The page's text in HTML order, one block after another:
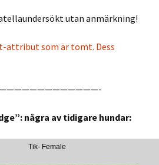
utan anmärkning!
några av tidigare hundar:
Tik- Female